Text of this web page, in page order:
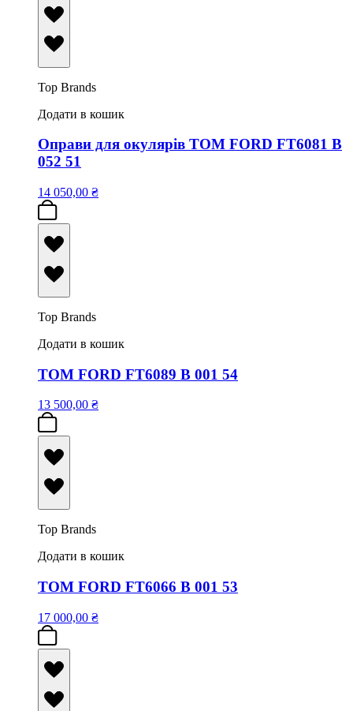
Top Brands
Додати в кошик
Оправи для окулярів TOM FORD FT6081 B
052 51
14 050,00 ₴
Top Brands
Додати в кошик
TOM FORD FT6089 B 001 54
13 500,00 ₴
Top Brands
Додати в кошик
TOM FORD FT6066 B 001 53
17 000,00 ₴